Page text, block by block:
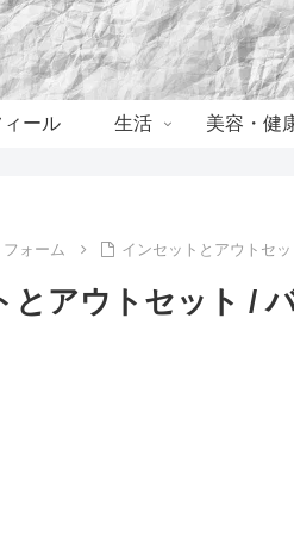
ール 生活 美容・健
フォーム インセットとアウトセ
とアウトセット /